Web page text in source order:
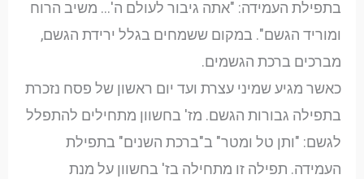
בתפילת העמידה: "אתה גיבור לעולם ה'… משיב הרוח
ומוריד הגשם". במקום ששמחים בגלל ירידת הגשם,
מברכים ברכת הגשמים.
כאשר מגיע שמיני עצרת ועד יום ראשון של פסח נזכרת
בתפילה גבורות הגשם. מז' בחשוון מתחילים להתפלל
לגשם: "ותן טל ומטר" ב"ברכת השנים" בתפילת
העמידה. תפילה זו מתחילה בז' בחשוון על מנת